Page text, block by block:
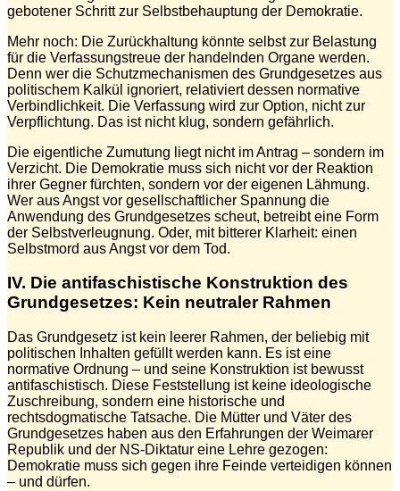
gebotener Schritt zur Selbstbehauptung der Demokratie.
Mehr noch: Die Zurückhaltung könnte selbst zur Belastung
für die Verfassungstreue der handelnden Organe werden.
Denn wer die Schutzmechanismen des Grundgesetzes aus
politischem Kalkül ignoriert, relativiert dessen normative
Verbindlichkeit. Die Verfassung wird zur Option, nicht zur
Verpflichtung. Das ist nicht klug, sondern gefährlich.
Die eigentliche Zumutung liegt nicht im Antrag – sondern im
Verzicht. Die Demokratie muss sich nicht vor der Reaktion
ihrer Gegner fürchten, sondern vor der eigenen Lähmung.
Wer aus Angst vor gesellschaftlicher Spannung die
Anwendung des Grundgesetzes scheut, betreibt eine Form
der Selbstverleugnung. Oder, mit bitterer Klarheit: einen
Selbstmord aus Angst vor dem Tod.
IV. Die antifaschistische Konstruktion des
Grundgesetzes: Kein neutraler Rahmen
Das Grundgesetz ist kein leerer Rahmen, der beliebig mit
politischen Inhalten gefüllt werden kann. Es ist eine
normative Ordnung – und seine Konstruktion ist bewusst
antifaschistisch. Diese Feststellung ist keine ideologische
Zuschreibung, sondern eine historische und
rechtsdogmatische Tatsache. Die Mütter und Väter des
Grundgesetzes haben aus den Erfahrungen der Weimarer
Republik und der NS-Diktatur eine Lehre gezogen:
Demokratie muss sich gegen ihre Feinde verteidigen können
– und dürfen.